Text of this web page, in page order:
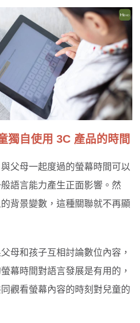
獨自使用 3C 產品的時間
父母一起度過的螢幕時間可以
語言能力產生正面影響。然
背景變數，這種關聯就不再顯
母和孩子互相討論數位內容，
幕時間對語言發展是有用的，
觀看螢幕內容的時刻對兒童的